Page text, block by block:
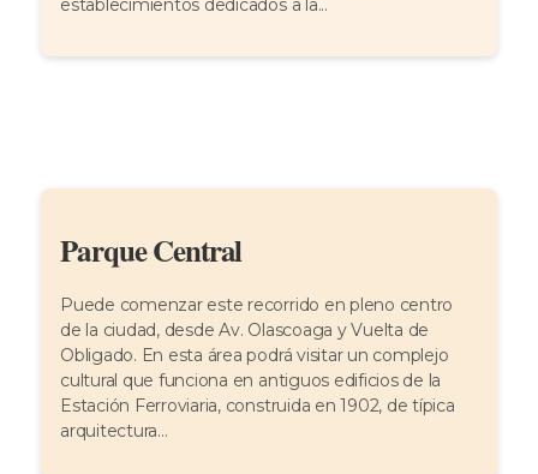
establecimientos dedicados a la...
Parque Central
Puede comenzar este recorrido en pleno centro
de la ciudad, desde Av. Olascoaga y Vuelta de
Obligado. En esta área podrá visitar un complejo
cultural que funciona en antiguos edificios de la
Estación Ferroviaria, construida en 1902, de típica
arquitectura...